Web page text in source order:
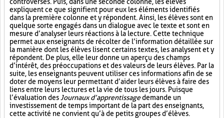
expliquent ce que signifient pour eux les éléments identifiés
dans la première colonne et y répondent. Ainsi, les élèves sont en
quelque sorte engagés dans un dialogue avec le texte et sont en
mesure d’analyser leurs réactions à la lecture. Cette technique
permet aux enseignants de récolter de l’information détaillée sur
la manière dont les élèves lisent certains textes, les analysent et y
répondent. De plus, elle leur donne un aperçu des champs
d’intérêt, des préoccupations et des valeurs de leurs élèves. Par la
suite, les enseignants peuvent utiliser ces informations afin de se
doter de moyens leur permettant d’aider leurs élèves à faire des
liens entre leurs lectures et la vie de tous les jours. Puisque
l’évaluation des Journaux d’apprentissagedemande un
investissement de temps important de la part des enseignants,
cette activité ne convient qu’à de petits groupes d’élèves.